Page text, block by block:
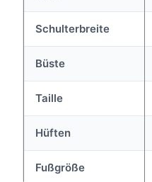
Schulterbreite
Büste
Taille
Hüften
Fußgröße